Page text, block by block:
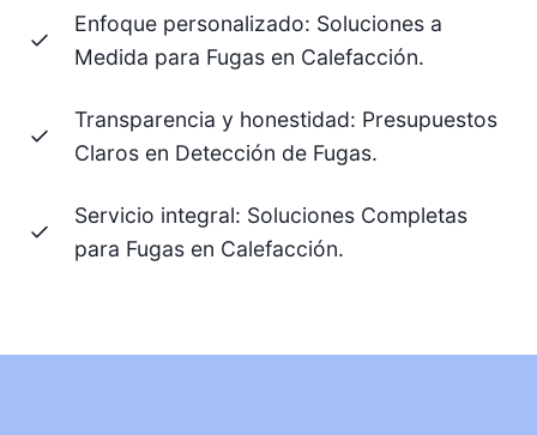
Enfoque personalizado: Soluciones a
Medida para Fugas en Calefacción.
Transparencia y honestidad: Presupuestos
Claros en Detección de Fugas.
Servicio integral: Soluciones Completas
para Fugas en Calefacción.